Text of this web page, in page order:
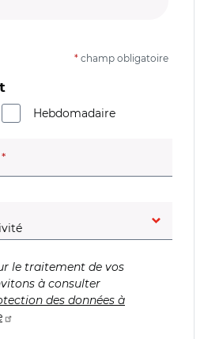
* champ obligatoire
Hebdomadaire
(champ obligatoire)
le traitement de vos
à consulter
des données à